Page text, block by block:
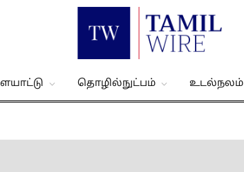
தொழில்நுட்பம் உடல்நலம்